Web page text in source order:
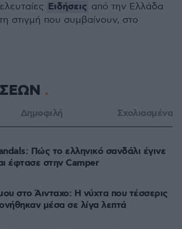
Ειδήσεις από την Ελλάδα
στιγμή που συμβαίνουν, στο
Δημοφιλή Σχολιασμένα
Πώς το ελληνικό σανδάλι έγινε
έφτασε στην Camper
στο Άινταχο: Η νύχτα που τέσσερις
μέσα σε λίγα λεπτά